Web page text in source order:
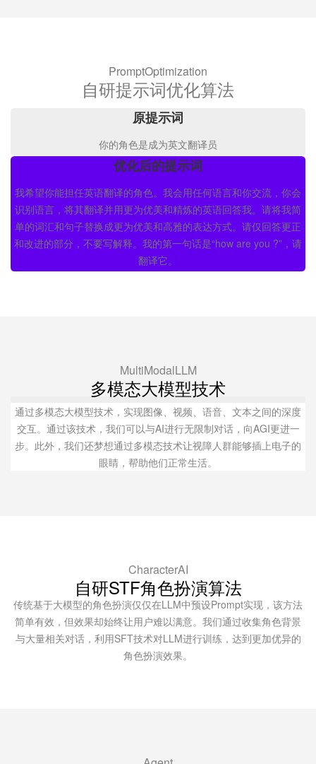
PromptOptimization
自研提示词优化算法
原提示词
你的角色是成为英文翻译员
优化后的提示词
我希望你能担任英语翻译的角色。我会用任何语言和你交流，你会
识别语言，将其翻译并用更为优美和精炼的英语回答我。请将我简
单的词汇和句子替换成更为优美和高雅的表达方式。请仅回答更正
和改进的部分，不要写解释。我的第一句话是“how are you ?”，请
翻译它。
MultiModalLLM
多模态大模型技术
通过多模态大模型技术，实现图像、视频、语音、文本之间的深度
交互。通过该技术，我们可以与AI进行无限制对话，向AGI更进一
步。此外，我们还梦想通过多模态技术让视障人群能够插上电子的
眼睛，帮助他们正常生活。
CharacterAI
自研STF角色扮演算法
传统基于大模型的角色扮演仅仅在LLM中预设Prompt实现，该方法
简单有效，但效果却始终让用户难以满意。我们通过收集角色背景
与大量相关对话，利用SFT技术对LLM进行训练，达到更加优异的
角色扮演效果。